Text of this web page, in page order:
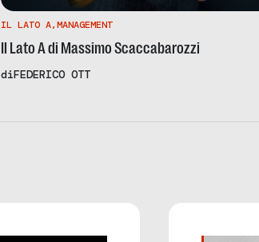
IL LATO A,MANAGEMENT
Il Lato A di Massimo Scaccabarozzi
diFEDERICO OTT